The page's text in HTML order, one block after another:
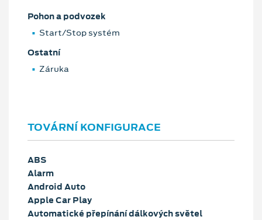
Pohon a podvozek
Start/Stop systém
Ostatní
Záruka
TOVÁRNÍ KONFIGURACE
ABS
Alarm
Android Auto
Apple Car Play
Automatické přepínání dálkových světel